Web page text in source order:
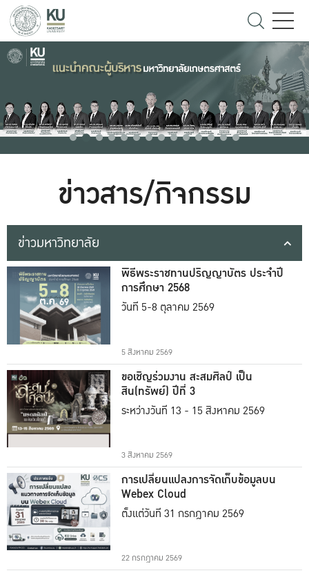
ข่าวสาร/กิจกรรม
ข่าวมหาวิทยาลัย
พิธีพระราชทานปริญญาบัตร ประจำปี
การศึกษา 2568
วันที่ 5-8 ตุลาคม 2569
5 สิงหาคม 2569
ขอเชิญร่วมงาน สะสมศิลป์ เป็น
สิน(ทรัพย์) ปีที่ 3
ระหว่างวันที่ 13 - 15 สิงหาคม 2569
3 สิงหาคม 2569
การเปลี่ยนแปลงการจัดเก็บข้อมูลบน
Webex Cloud
ตั้งแต่วันที่ 31 กรกฎาคม 2569
22 กรกฎาคม 2569